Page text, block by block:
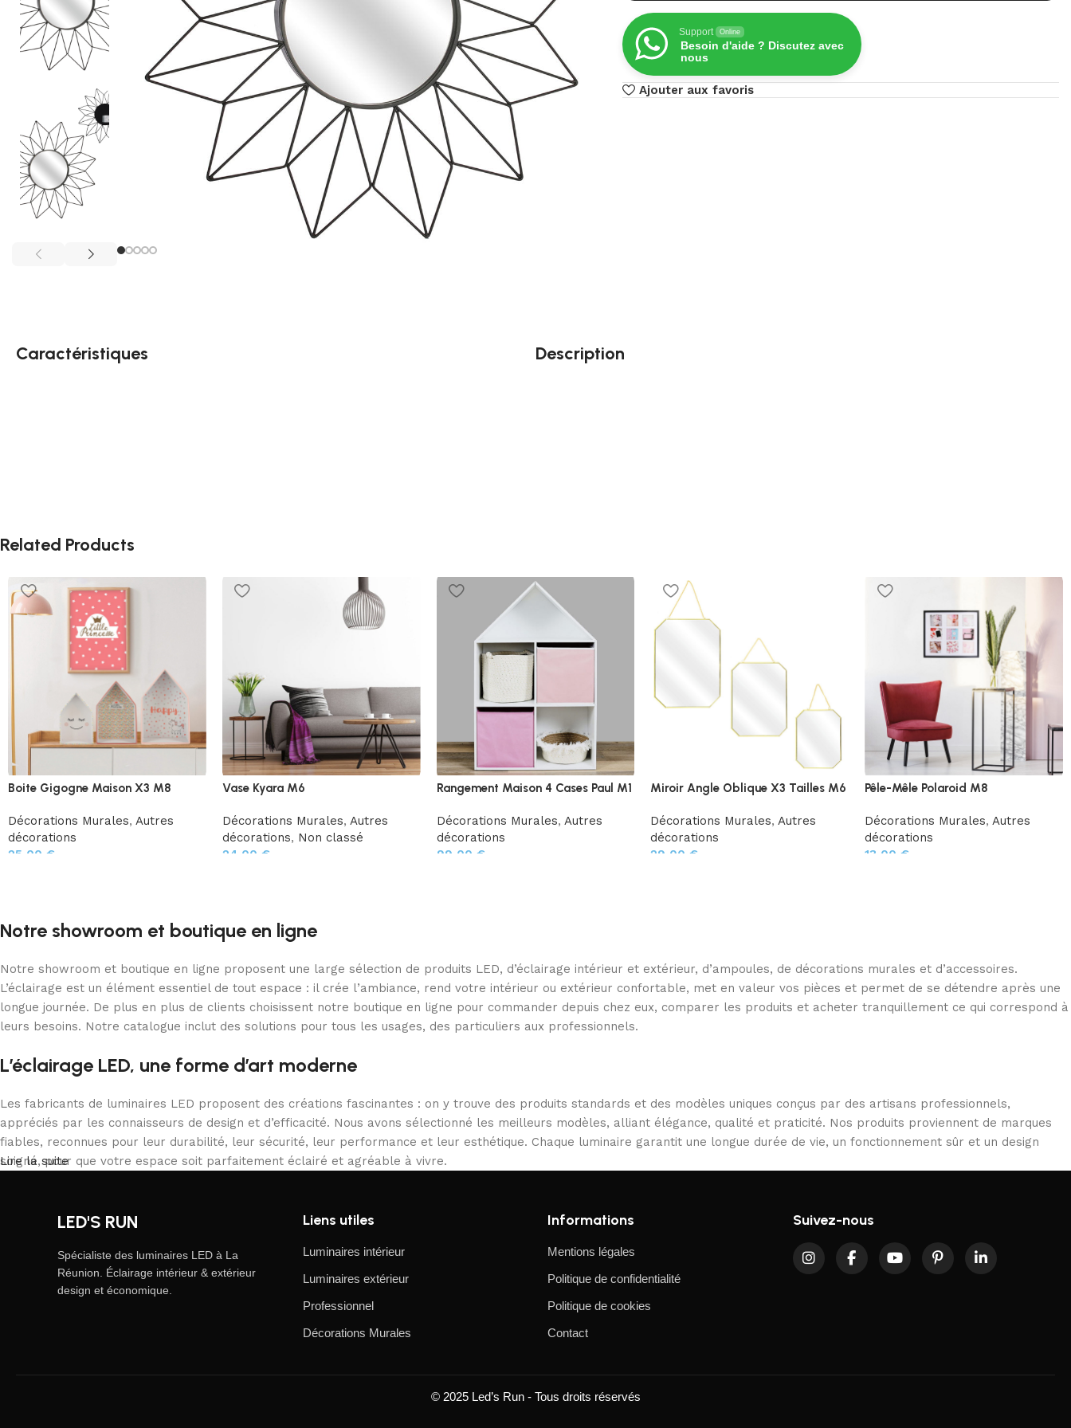
Support Online
Besoin d'aide ? Discutez avec
nous
Ajouter aux favoris
Caractéristiques Description
Related Products
Boite Gigogne Maison X3 M8
Décorations Murales, Autres
décorations
25,00 €
Vase Kyara M6
Décorations Murales, Autres
décorations, Non classé
24,00 €
Rangement Maison 4 Cases Paul M1
Décorations Murales, Autres
décorations
99,00 €
Miroir Angle Oblique X3 Tailles M6
Décorations Murales, Autres
décorations
29,00 €
Pêle-Mêle Polaroid M8
Décorations Murales, Autres
décorations
13,00 €
Notre showroom et boutique en ligne
Notre showroom et boutique en ligne proposent une large sélection de produits LED, d’éclairage intérieur et extérieur, d’ampoules, de décorations murales et d’accessoires.
L’éclairage est un élément essentiel de tout espace : il crée l’ambiance, rend votre intérieur ou extérieur confortable, met en valeur vos pièces et permet de se détendre après une
longue journée. De plus en plus de clients choisissent notre boutique en ligne pour commander depuis chez eux, comparer les produits et acheter tranquillement ce qui correspond à
leurs besoins. Notre catalogue inclut des solutions pour tous les usages, des particuliers aux professionnels.
L’éclairage LED, une forme d’art moderne
Les fabricants de luminaires LED proposent des créations fascinantes : on y trouve des produits standards et des modèles uniques conçus par des artisans professionnels,
appréciés par les connaisseurs de design et d’efficacité. Nous avons sélectionné les meilleurs modèles, alliant élégance, qualité et praticité. Nos produits proviennent de marques
fiables, reconnues pour leur durabilité, leur sécurité, leur performance et leur esthétique. Chaque luminaire garantit une longue durée de vie, un fonctionnement sûr et un design
soigné, pour que votre espace soit parfaitement éclairé et agréable à vivre.
Lire la suite
LED'S RUN
Spécialiste des luminaires LED à La
Réunion. Éclairage intérieur & extérieur
design et économique.
Liens utiles
Luminaires intérieur
Luminaires extérieur
Professionnel
Décorations Murales
Informations
Mentions légales
Politique de confidentialité
Politique de cookies
Contact
Suivez-nous
© 2025 Led’s Run - Tous droits réservés